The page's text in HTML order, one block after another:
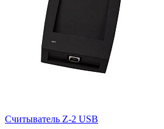
Считыватель Z-2 USB